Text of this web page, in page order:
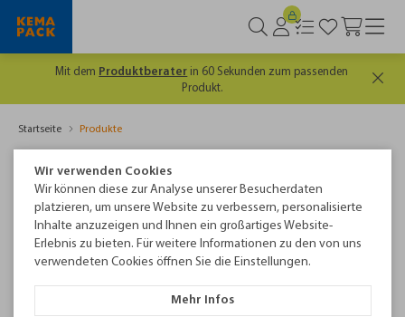
Es lohnt sich, gut informiert zu sein. Hier geht'szum
kostenlosenNewsletter
Startseite Produkte
Verpackungstechnik von Kemapack
Sie möchten Paletten, Kartonagen, Stangenware oder
Rollenware sicher lagern, effizient vorbereiten und zuverlässig
transportieren? Kemapack bietet Ihnen wirtschaftliche
Verpackungstechnik für stabile Ladeeinheiten, optimierte
Packprozesse und zuverlässigen Produktschutz – von
Umreifung, Stretchwicklern und Wickelmaschinen über
Wir verwenden Cookies
Wir können diese zur Analyse unserer Besucherdaten
platzieren, um unsere Website zu verbessern, personalisierte
Inhalte anzuzeigen und Ihnen ein großartiges Website-
Erlebnis zu bieten. Für weitere Informationen zu den von uns
verwendeten Cookies öffnen Sie die Einstellungen.
Mehr Infos